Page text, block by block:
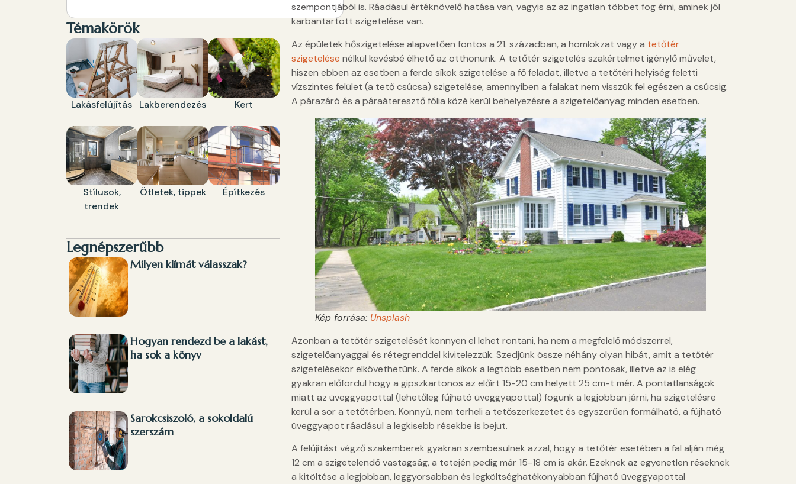
Témakörök
Lakásfelújítás Lakberendezés Kert
Stílusok,
trendek
Ötletek, tippek Építkezés
Legnépszerűbb
Milyen klímát válasszak?
Hogyan rendezd be a lakást,
ha sok a könyv
Sarokcsiszoló, a sokoldalú
szerszám
szempontjából is. Ráadásul értéknövelő hatása van, vagyis az az ingatlan többet fog érni, aminek jól
karbantartott szigetelése van.
Az épületek hőszigetelése alapvetően fontos a 21. században, a homlokzat vagy a tetőtér
szigetelése nélkül kevésbé élhető az otthonunk. A tetőtér szigetelés szakértelmet igénylő művelet,
hiszen ebben az esetben a ferde síkok szigetelése a fő feladat, illetve a tetőtéri helyiség feletti
vízszintes felület (a tető csúcsa) szigetelése, amennyiben a falakat nem visszük fel egészen a csúcsig.
A párazáró és a páraáteresztő fólia közé kerül behelyezésre a szigetelőanyag minden esetben.
Kép forrása: Unsplash
Azonban a tetőtér szigetelését könnyen el lehet rontani, ha nem a megfelelő módszerrel,
szigetelőanyaggal és rétegrenddel kivitelezzük. Szedjünk össze néhány olyan hibát, amit a tetőtér
szigetelésekor elkövethetünk. A ferde síkok a legtöbb esetben nem pontosak, illetve az is elég
gyakran előfordul hogy a gipszkartonos az előírt 15-20 cm helyett 25 cm-t mér. A pontatlanságok
miatt az üveggyapottal (lehetőleg fújható üveggyapottal) fogunk a legjobban járni, ha szigetelésre
kerül a sor a tetőtérben. Könnyű, nem terheli a tetőszerkezetet és egyszerűen formálható, a fújható
üveggyapot ráadásul a legkisebb résekbe is bejut.
A felújítást végző szakemberek gyakran szembesülnek azzal, hogy a tetőtér esetében a fal alján még
12 cm a szigetelendő vastagság, a tetején pedig már 15-18 cm is akár. Ezeknek az egyenetlen réseknek
a kitöltése a legjobban, leggyorsabban és legköltséghatékonyabban fújható üveggyapottal